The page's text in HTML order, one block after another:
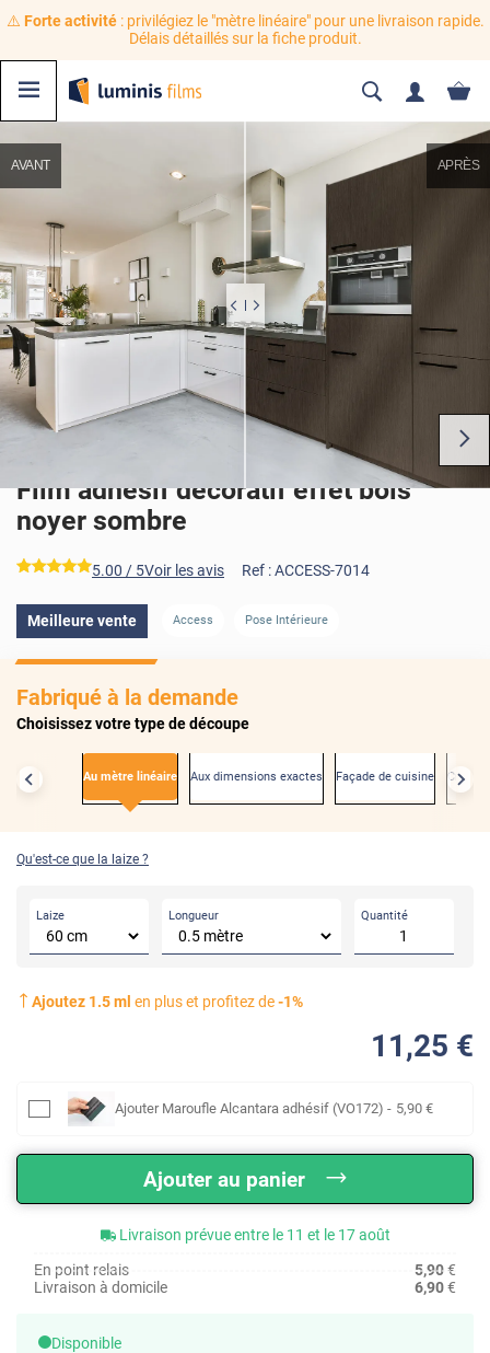
⚠️ Forte activité: privilégiez le "mètre linéaire" pour une livraison rapide.
Délais détaillés sur la fiche produit.
AVANT APRÈS
AVANT
Film adhésif décoratif effet bois
noyer sombre
*****
5.00 / 5Voir les avis Ref :ACCESS-7014
Meilleure vente Access Pose Intérieure
Fabriqué à la demande
Choisissez votre type de découpe
Au mètre linéaire Aux dimensions exactes Façade de cuisine
Qu'est-ce que la laize ?
Laize Longueur Quantité
Ajoutez 1.5ml en plus et profitez de-1%
11 ,25 €
Ajouter Maroufle Alcantara adhésif (VO172) - 5,90 €
Ajouter au panier
Livraison prévue entre le 11 et le 17 août
En point relais
5,90€
Livraison à domicile
6,90€
Disponible